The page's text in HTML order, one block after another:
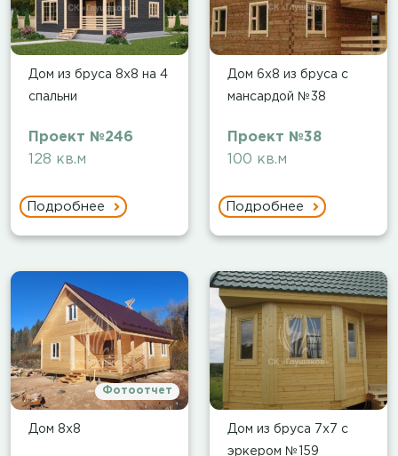
Дом из бруса 8х8 на 4
спальни
Проект №246
128 кв.м
Подробнее
Дом 6х8 из бруса с
мансардой №38
Проект №38
100 кв.м
Подробнее
Фотоотчет
Дом 8х8 Дом из бруса 7х7 с
эркером №159